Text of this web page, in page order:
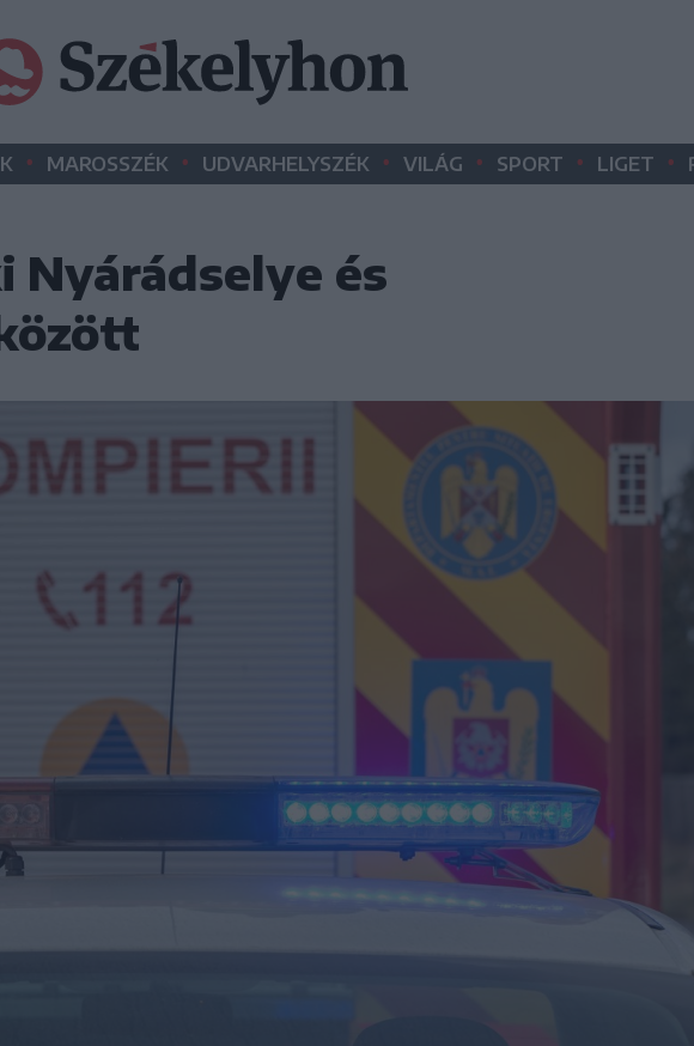
• MAROSSZÉK • UDVARHELYSZÉK • VILÁG • SPORT • LIGET •
Nyárádselye és